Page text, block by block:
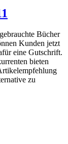
Bücher
Kunden jetzt
eine Gutschrift.
bieten
zu